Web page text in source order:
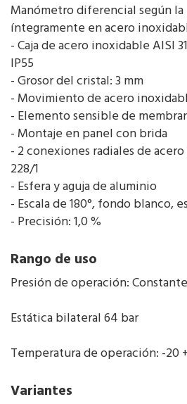
Manómetro diferencial según la
íntegramente en acero
- Caja de acero inoxidable AISI
IP55
- Grosor del cristal: 3 mm
- Movimiento de acero
- Elemento sensible de
- Montaje en panel con brida
- 2 conexiones radiales de
228/1
- Esfera y aguja de aluminio
- Escala de 180°, fondo blanco,
- Precisión: 1,0 %
Rango de uso
Presión de operación:
Estática bilateral 64 bar
Temperatura de operación: -20
Variantes